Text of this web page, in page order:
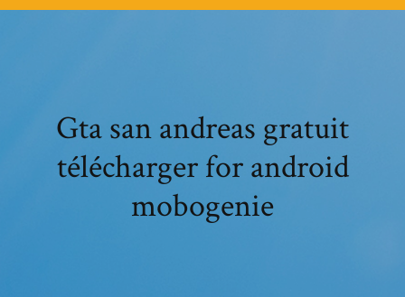
Gta san andreas gratuit
télécharger for android
mobogenie